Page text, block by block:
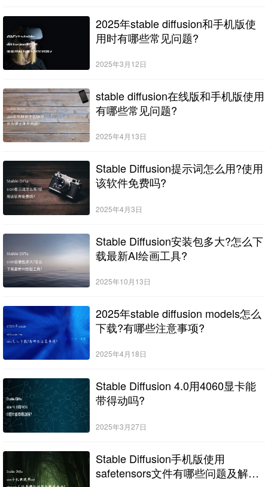
2025年stable diffusion和手机版使
用时有哪些常见问题?
2025年3月12日
stable diffusion在线版和手机版使用
有哪些常见问题?
2025年4月13日
Stable Diffusion提示词怎么用?使用
该软件免费吗?
2025年4月3日
Stable Diffusion安装包多大?怎么下
载最新AI绘画工具?
2025年10月13日
2025年stable diffusion models怎么
下载?有哪些注意事项?
2025年4月18日
Stable Diffusion 4.0用4060显卡能
带得动吗?
2025年3月27日
Stable Diffusion手机版使用
safetensors文件有哪些问题及解决